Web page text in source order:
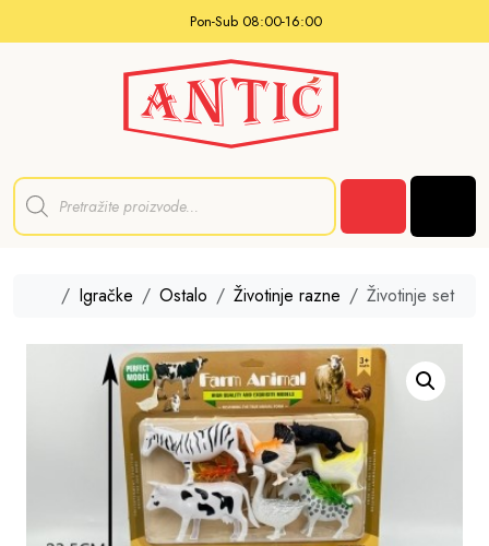
Pon-Sub 08:00-16:00
P
d
HomeIgračke Ostalo Životinje razne Životinje set